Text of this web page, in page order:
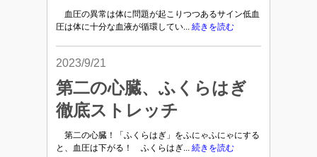
血圧の異常は体に問題が起こりつつあるサイン低血
圧は体に十分な血液が循環してい... 続きを読む
2023/9/21
第二の心臓、ふくらはぎ
徹底ストレッチ
第二の心臓！「ふくらはぎ」をふにゃふにゃにする
と、血圧は下がる！ ふくらはぎ... 続きを読む